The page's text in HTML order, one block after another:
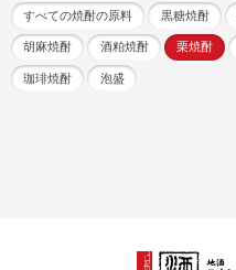
すべての焼酎の原料 黒糖焼酎
胡麻焼酎 酒粕焼酎 栗焼酎
珈琲焼酎 泡盛